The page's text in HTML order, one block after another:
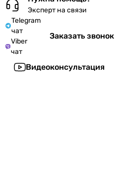
Эксперт на связи
Telegram
чат
Viber
чат
Заказать звонок
Видеоконсультация